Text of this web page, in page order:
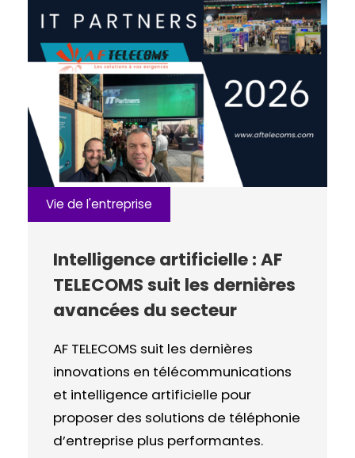
Vie de l'entreprise
Intelligence artificielle : AF
TELECOMS suit les dernières
avancées du secteur
AF TELECOMS suit les dernières
innovations en télécommunications
et intelligence artificielle pour
proposer des solutions de téléphonie
d’entreprise plus performantes.